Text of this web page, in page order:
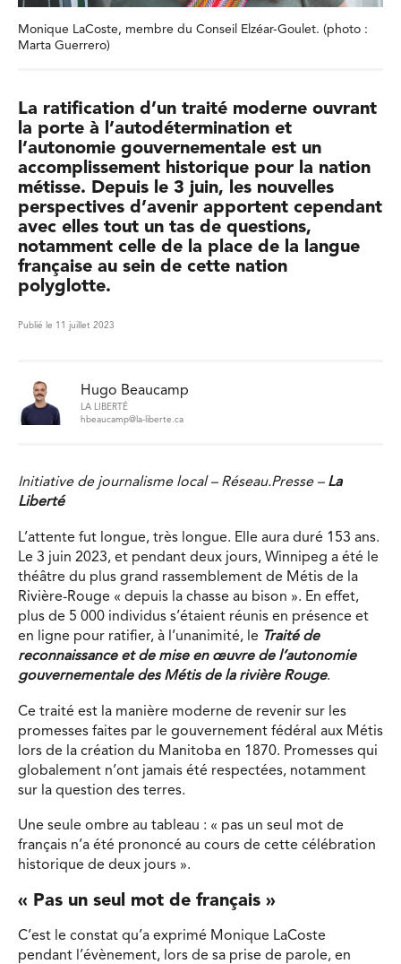
Monique LaCoste, membre du Conseil Elzéar-Goulet. (photo :
Marta Guerrero)
La ratification d’un traité moderne ouvrant
la porte à l’autodétermination et
l’autonomie gouvernementale est un
accomplissement historique pour la nation
métisse. Depuis le 3 juin, les nouvelles
perspectives d’avenir apportent cependant
avec elles tout un tas de questions,
notamment celle de la place de la langue
française au sein de cette nation
polyglotte.
Publié le 11 juillet 2023
Hugo Beaucamp
LA LIBERTÉ
hbeaucamp@la-liberte.ca
Initiative de journalisme local – Réseau.Presse – La
Liberté
L’attente fut longue, très longue. Elle aura duré 153 ans.
Le 3 juin 2023, et pendant deux jours, Winnipeg a été le
théâtre du plus grand rassemblement de Métis de la
Rivière-Rouge « depuis la chasse au bison ». En effet,
plus de 5 000 individus s’étaient réunis en présence et
en ligne pour ratifier, à l’unanimité, le Traité de
reconnaissance et de mise en œuvre de l’autonomie
gouvernementale des Métis de la rivière Rouge.
Ce traité est la manière moderne de revenir sur les
promesses faites par le gouvernement fédéral aux Métis
lors de la création du Manitoba en 1870. Promesses qui
globalement n’ont jamais été respectées, notamment
sur la question des terres.
Une seule ombre au tableau : « pas un seul mot de
français n’a été prononcé au cours de cette célébration
historique de deux jours ».
« Pas un seul mot de français »
C’est le constat qu’a exprimé Monique LaCoste
pendant l’évènement, lors de sa prise de parole, en